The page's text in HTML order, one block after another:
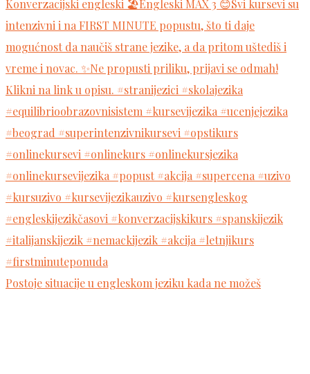
Postoje situacije u engleskom jeziku kada ne možeš